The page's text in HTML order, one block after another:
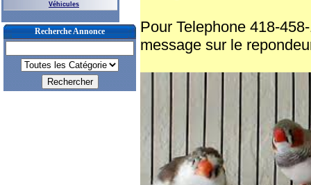
Véhicules
Recherche Annonce
Pour Telephone 418-
message sur le